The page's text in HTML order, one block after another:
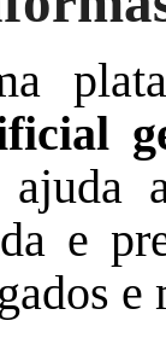
ajuda
e
e